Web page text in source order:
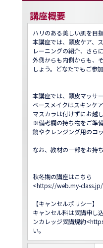
講座概要
ハリのある美しい肌を目
本講座では、頭皮ケア、
レーニングの紹介、さら
外側からも内側からも、
しょう。どなたでもご参
本講座では、頭皮マッサ
ベースメイクはスキンケ
マスカラは付けずにお越し
※備考欄の持ち物をご準
鏡やクレンジング用のコ
なお、教材の一部をお持
秋冬期の講座はこちら
<https://web.my-
【キャンセルポリシー】
キャンセル料は受講申し
ンカレッジ受講規約<
い。